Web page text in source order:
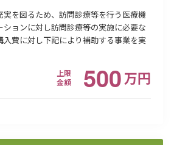
実を図るため、訪問診療等を行う医療機
ョンに対し訪問診療等の実施に必要な
入費に対し下記により補助する事業を実
上限
金額
500万円